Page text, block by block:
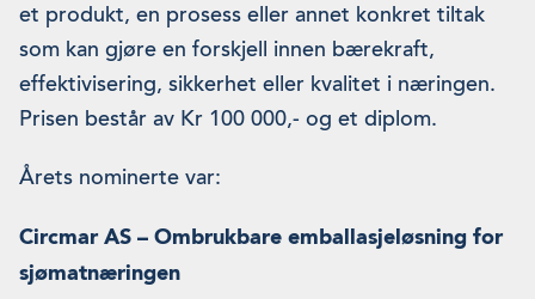
et produkt, en prosess eller annet konkret tiltak
som kan gjøre en forskjell innen bærekraft,
effektivisering, sikkerhet eller kvalitet i næringen.
Prisen består av Kr 100 000,- og et diplom.
Årets nominerte var:
Circmar AS – Ombrukbare emballasjeløsning for
sjømatnæringen